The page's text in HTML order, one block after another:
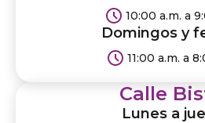
10:00 a.m. a
Domingos y
11:00 a.m. a
Calle
Lunes a